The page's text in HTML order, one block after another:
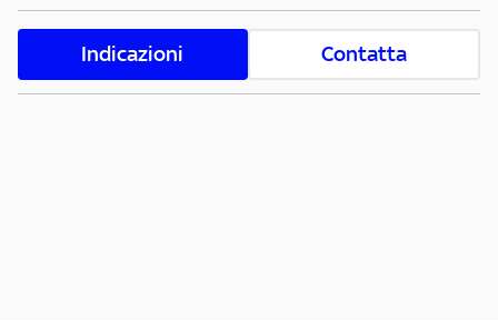
Indicazioni Contatta